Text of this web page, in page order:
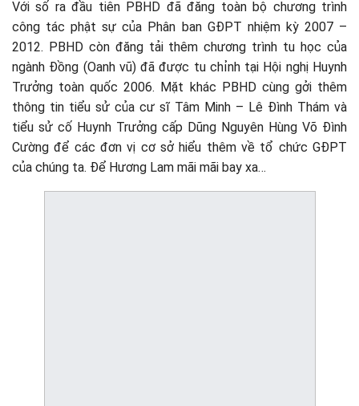
Với số ra đầu tiên PBHD đã đăng toàn bộ chương trình
công tác phật sự của Phân ban GĐPT nhiệm kỳ 2007 –
2012. PBHD còn đăng tải thêm chương trình tu học của
ngành Đồng (Oanh vũ) đã được tu chỉnh tại Hội nghị Huynh
Trưởng toàn quốc 2006. Mặt khác PBHD cùng gởi thêm
thông tin tiểu sử của cư sĩ Tâm Minh – Lê Đình Thám và
tiểu sử cố Huynh Trưởng cấp Dũng Nguyên Hùng Võ Đình
Cường để các đơn vị cơ sở hiểu thêm về tổ chức GĐPT
của chúng ta. Để Hương Lam mãi mãi bay xa…